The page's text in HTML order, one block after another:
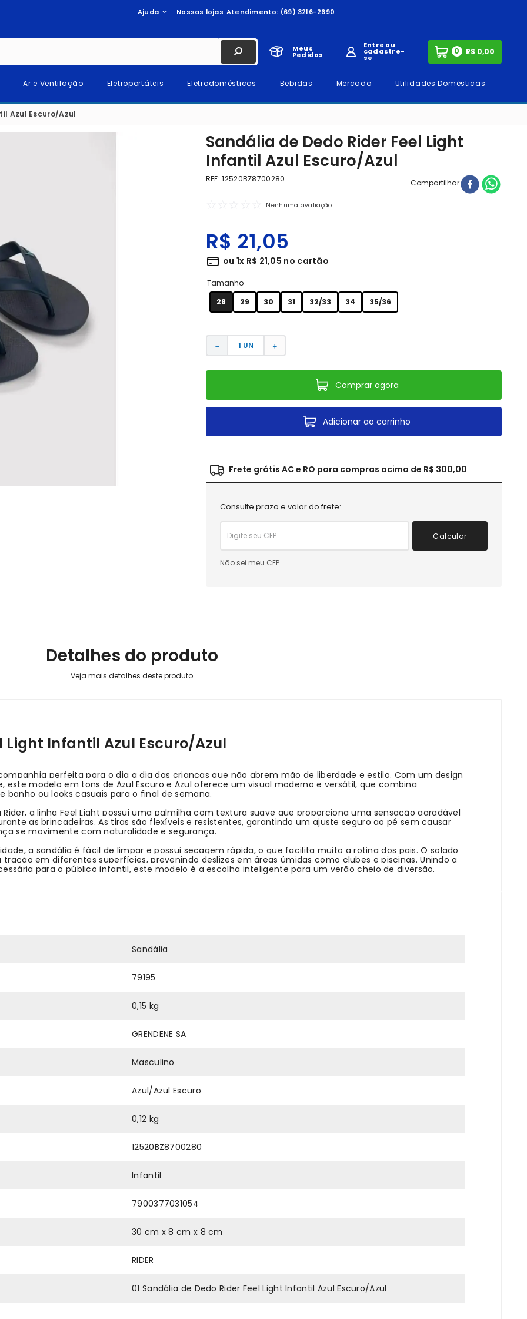
Ajuda Nossas lojas Atendimento: (69) 3216-2690
Meus
Pedidos
Entre ou
cadastre-
se
0
Ar e Ventilação Eletroportáteis Eletrodomésticos Bebidas Mercado Utilidades Domésticas
Azul Escuro/Azul
Sandália de Dedo Rider Feel Light
Infantil Azul Escuro/Azul
REF:12520BZ8700280 Compartilhar
☆ ☆ ☆ ☆ ☆ Nenhuma avaliação
R$ 21,05
ou 1x R$ 21,05 no cartão
Tamanho
28
29 30 31 32/33 34 35/36
＋
－
Comprar agora
Adicionar ao carrinho
Frete grátis AC e RO para compras acima de R$ 300,00
Consulte prazo e valor do frete:
Calcular
Não sei meu CEP
Detalhes do produto
Light Infantil Azul Escuro/Azul
perfeita para o dia a dia das crianças que não abrem mão de liberdade e estilo. Com um design
modelo em tons de Azul Escuro e Azul oferece um visual moderno e versátil, que combina
ou looks casuais para o final de semana.
a linha Feel Light possui uma palmilha com textura suave que proporciona uma sensação agradável
as brincadeiras. As tiras são flexíveis e resistentes, garantindo um ajuste seguro ao pé sem causar
se movimente com naturalidade e segurança.
a sandália é fácil de limpar e possui secagem rápida, o que facilita muito a rotina dos pais. O solado
em diferentes superfícies, prevenindo deslizes em áreas úmidas como clubes e piscinas. Unindo a
para o público infantil, este modelo é a escolha inteligente para um verão cheio de diversão.
Sandália
79195
0,15 kg
GRENDENE SA
Masculino
Azul/Azul Escuro
0,12 kg
12520BZ8700280
Infantil
7900377031054
30 cm x 8 cm x 8 cm
RIDER
01 Sandália de Dedo Rider Feel Light Infantil Azul Escuro/Azul